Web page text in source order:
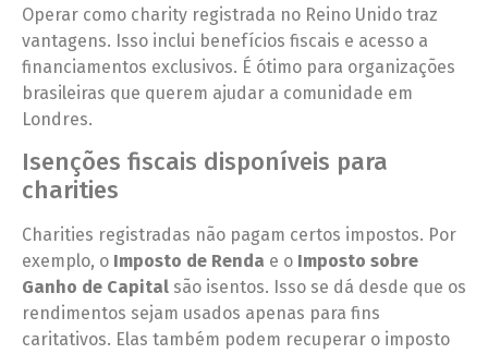
Operar como charity registrada no Reino Unido traz
vantagens. Isso inclui benefícios fiscais e acesso a
financiamentos exclusivos. É ótimo para organizações
brasileiras que querem ajudar a comunidade em
Londres.
Isenções fiscais disponíveis para
charities
Charities registradas não pagam certos impostos. Por
exemplo, o Imposto de Renda e o Imposto sobre
Ganho de Capital são isentos. Isso se dá desde que os
rendimentos sejam usados apenas para fins
caritativos. Elas também podem recuperar o imposto